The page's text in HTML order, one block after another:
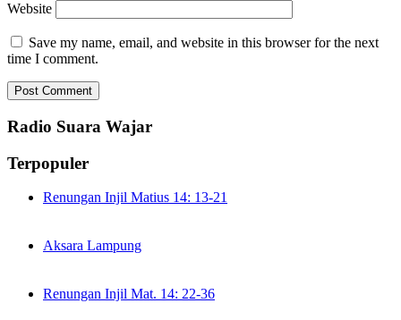
Website
Save my name, email, and website in this browser for the next
time I comment.
Radio Suara Wajar
Terpopuler
Renungan Injil Matius 14: 13-21
Aksara Lampung
Renungan Injil Mat. 14: 22-36